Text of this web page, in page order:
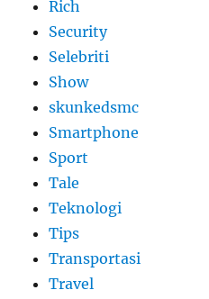
Rich
Security
Selebriti
Show
skunkedsmc
Smartphone
Sport
Tale
Teknologi
Tips
Transportasi
Travel